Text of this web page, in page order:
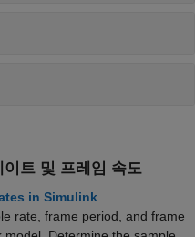
트 및 프레임 속도
in Simulink
rate, frame period, and frame